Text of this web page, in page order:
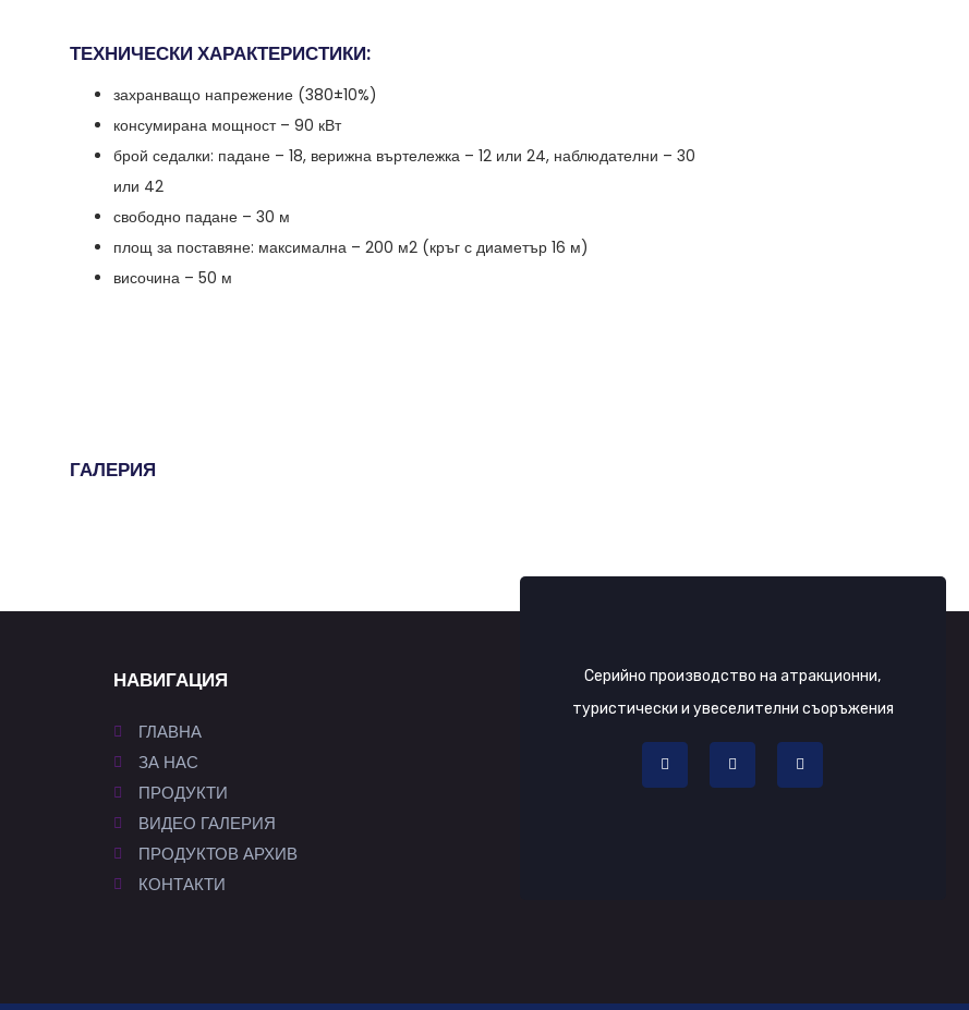
ТЕХНИЧЕСКИ ХАРАКТЕРИСТИКИ:
захранващо напрежение (380±10%)
консумирана мощност – 90 кВт
брой седалки: падане – 18, верижна въртележка – 12 или 24, наблюдателни – 30
или 42
свободно падане – 30 м
площ за поставяне: максимална – 200 м2 (кръг с диаметър 16 м)
височина – 50 м
ГАЛЕРИЯ
НАВИГАЦИЯ
ГЛАВНА
ЗА НАС
ПРОДУКТИ
ВИДЕО ГАЛЕРИЯ
ПРОДУКТОВ АРХИВ
КОНТАКТИ
Серийно производство на атракционни,
туристически и увеселителни съоръжения